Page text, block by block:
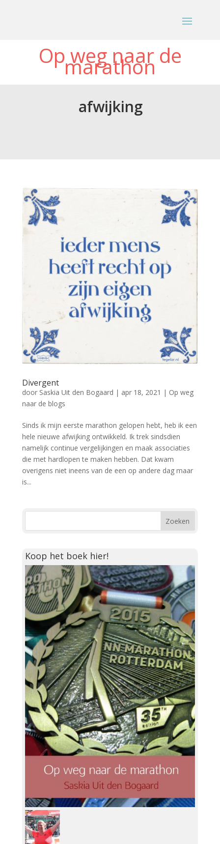
Op weg naar de
marathon
afwijking
Divergent
door Saskia Uit den Bogaard | apr 18, 2021 | Op weg
naar de blogs
Sinds ik mijn eerste marathon gelopen hebt, heb ik een
hele nieuwe afwijking ontwikkeld. Ik trek sindsdien
namelijk continue vergelijkingen en maak associaties
die met hardlopen te maken hebben. Dat kwam
overigens niet ineens van de een op andere dag maar
is...
Koop het boek hier!